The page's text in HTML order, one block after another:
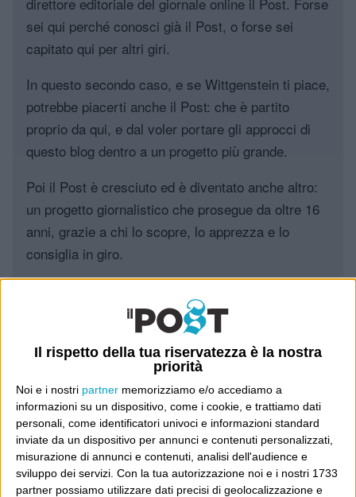
Il rispetto della tua riservatezza è la nostra
priorità
Noi e i nostri partner memorizziamo e/o accediamo a
informazioni su un dispositivo, come i cookie, e trattiamo dati
personali, come identificatori univoci e informazioni standard
inviate da un dispositivo per annunci e contenuti personalizzati,
misurazione di annunci e contenuti, analisi dell'audience e
sviluppo dei servizi. Con la tua autorizzazione noi e i nostri 1733
partner possiamo utilizzare dati precisi di geolocalizzazione e
sei qui perché conosci già il Post, o forse sei
capitato qui per altri giri.
In questo secondo caso, e se Wittgenstein ti piace,
potrebbe piacerti anche il Post: che è partito
proprio da qui, e dal voler portare gli approcci di
questo blog dentro a un progetto più grande.
Poi il Post è cresciuto ed è diventato anche altro:
un progetto giornalistico che prosegue da oltre 16
anni, grazie a chi lo scopre, lo apprezza e lo
consiglia in giro.
Luca Sofri Wittgenstein
POST PRECEDENTE
Easter
POST SUCCESSIVO
Pilato